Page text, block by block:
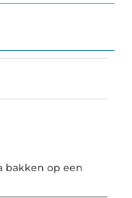
bakken op een